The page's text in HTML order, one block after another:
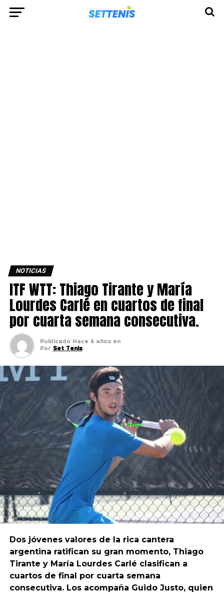
NOTICIAS
ITF WTT: Thiago Tirante y María
Lourdes Carlé en cuartos de final
por cuarta semana consecutiva.
Publicado Hace 6 años en
Por Set Tenis
Dos jóvenes valores de la rica cantera
argentina ratifican su gran momento, Thiago
Tirante y María Lourdes Carlé clasifican a
cuartos de final por cuarta semana
consecutiva. Los acompaña Guido Justo, quien